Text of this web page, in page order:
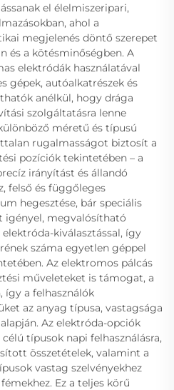
el élelmiszeripari,
ahol a
megjelenés döntő szerepet
és a kötésminőségben. A
elektródák használatával
gépek, autóalkatrészek és
anélkül, hogy drága
szolgáltatásra lenne
méretű és típusú
rugalmasságot biztosít a
pozíciók tekintetében – a
irányítást és állandó
felső és függőleges
hegesztése, bár speciális
igényel, megvalósítható
kiválasztással, így
száma egyetlen géppel
Az elektromos pálcás
műveleteket is támogat, a
a felhasználók
az anyag típusa, vastagsága
Az elektróda-opciók
típusok napi felhasználásra,
összetételek, valamint a
vastag szelvényekhez
Ez a teljes körű